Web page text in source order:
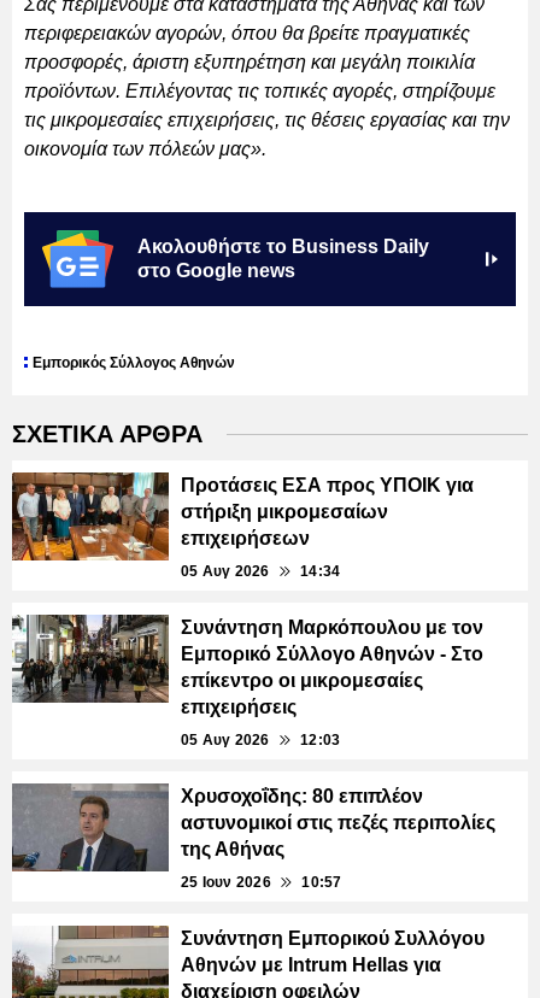
περιφερειακών αγορών, όπου θα βρείτε πραγματικές
προσφορές, άριστη εξυπηρέτηση και μεγάλη ποικιλία
προϊόντων. Επιλέγοντας τις τοπικές αγορές, στηρίζουμε
τις μικρομεσαίες επιχειρήσεις, τις θέσεις εργασίας και την
οικονομία των πόλεών μας».
Ακολουθήστε το Business Daily
στο Google news
Εμπορικός Σύλλογος Αθηνών
ΣΧΕΤΙΚΑ ΑΡΘΡΑ
Προτάσεις ΕΣΑ προς ΥΠΟΙΚ για
στήριξη μικρομεσαίων
επιχειρήσεων
05 Αυγ 2026 14:34
Συνάντηση Μαρκόπουλου με τον
Εμπορικό Σύλλογο Αθηνών - Στο
επίκεντρο οι μικρομεσαίες
επιχειρήσεις
05 Αυγ 2026 12:03
Χρυσοχοΐδης: 80 επιπλέον
αστυνομικοί στις πεζές περιπολίες
της Αθήνας
25 Ιουν 2026 10:57
Συνάντηση Εμπορικού Συλλόγου
Αθηνών με Intrum Hellas για
διαχείριση οφειλών